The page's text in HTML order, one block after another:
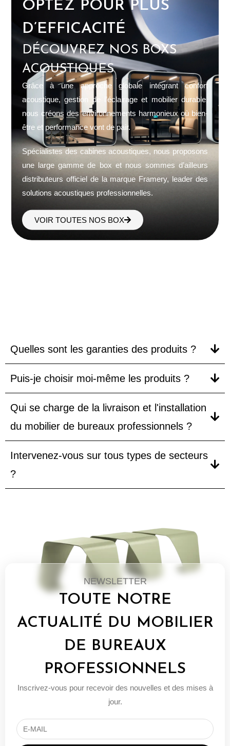
OPTEZ POUR PLUS
D’EFFICACITÉ
DÉCOUVREZ NOS BOXS
ACOUSTIQUES
Grâce à une approche globale intégrant confort
acoustique, gestion de l’éclairage et mobilier durable,
nous créons des environnements harmonieux où bien-
être et performance vont de pair.
Spécialistes des cabines acoustiques, nous proposons
une large gamme de box et nous sommes d’ailleurs
distributeurs officiel de la marque Framery, leader des
solutions acoustiques professionnelles.
VOIR TOUTES NOS BOX
Quelles sont les garanties des produits ?
Puis-je choisir moi-même les produits ?
Qui se charge de la livraison et l'installation
du mobilier de bureaux professionnels ?
Intervenez-vous sur tous types de secteurs
?
NEWSLETTER
TOUTE NOTRE
ACTUALITÉ DU MOBILIER
DE BUREAUX
PROFESSIONNELS
Inscrivez-vous pour recevoir des nouvelles et des mises à
jour.